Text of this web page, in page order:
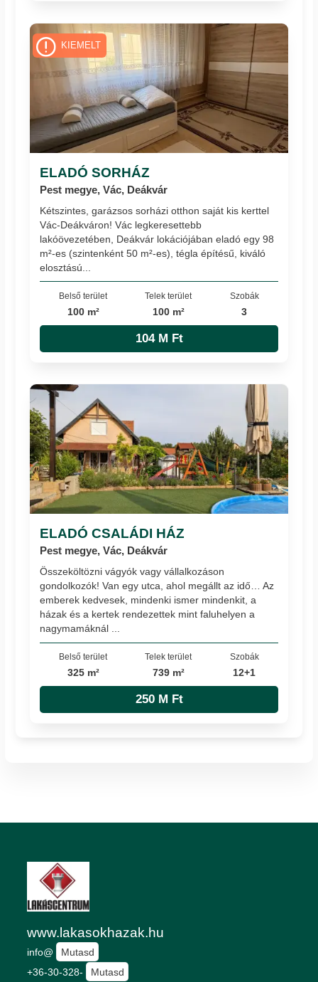
ELADÓ SORHÁZ
Pest megye, Vác, Deákvár
Kétszintes, garázsos sorházi otthon saját kis kerttel
Vác-Deákváron! Vác legkeresettebb
lakóövezetében, Deákvár lokációjában eladó egy 98
m²-es (szintenként 50 m²-es), tégla építésű, kiváló
elosztású...
Belső terület
100 m²
Telek terület
100 m²
Szobák
3
104 M Ft
KIEMELT
ELADÓ CSALÁDI HÁZ
Pest megye, Vác, Deákvár
Összeköltözni vágyók vagy vállalkozáson
gondolkozók! Van egy utca, ahol megállt az idő… Az
emberek kedvesek, mindenki ismer mindenkit, a
házak és a kertek rendezettek mint faluhelyen a
nagymamáknál ...
Belső terület
325 m²
Telek terület
739 m²
Szobák
12+1
250 M Ft
www.lakasokhazak.hu
info@
Mutasd
+36-30-328-
Mutasd